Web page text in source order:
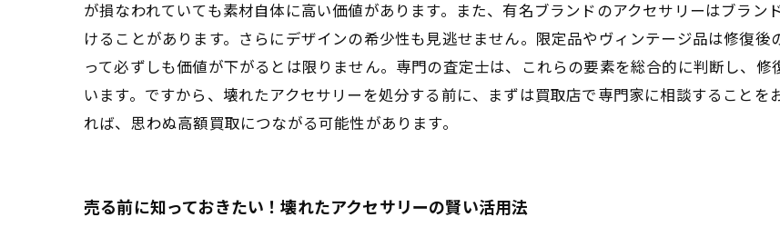
が損なわれていても素材自体に高い価値があります。また、有名ブランドのアクセサリーはブラ
けることがあります。さらにデザインの希少性も見逃せません。限定品やヴィンテージ品は修復
って必ずしも価値が下がるとは限りません。専門の査定士は、これらの要素を総合的に判断し、
います。ですから、壊れたアクセサリーを処分する前に、まずは買取店で専門家に相談すること
れば、思わぬ高額買取につながる可能性があります。
売る前に知っておきたい！壊れたアクセサリーの賢い活用法